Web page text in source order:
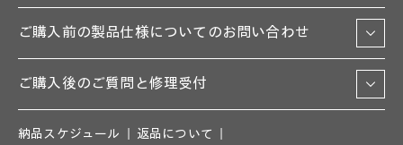
ご購入前の製品仕様についてのお問い合わせ
ご購入後のご質問と修理受付
納品スケジュール
返品について